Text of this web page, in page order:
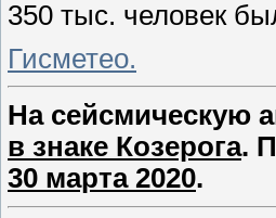
350 тыс. человек
Гисметео.
На сейсмическую
в знаке Козерога.
30 марта 2020.